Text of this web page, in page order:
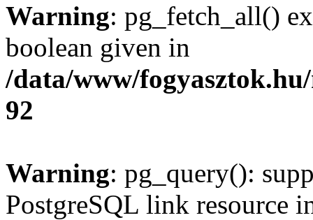
Warning: pg_fetch_all()
boolean given in
/data/www/
92
Warning: pg_query():
PostgreSQL link resource